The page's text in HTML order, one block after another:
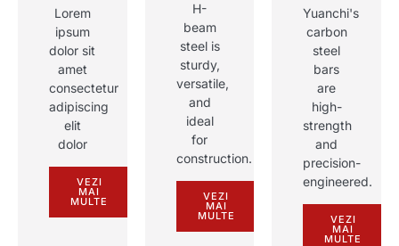
Lorem
ipsum
dolor sit
amet
consectetur
adipiscing
elit
dolor
VEZI
MAI
MULTE
H-
beam
steel is
sturdy,
versatile,
and
ideal
for
construction.
VEZI
MAI
MULTE
Yuanchi's
carbon
steel
bars
are
high-
strength
and
precision-
engineered.
VEZI
MAI
MULTE